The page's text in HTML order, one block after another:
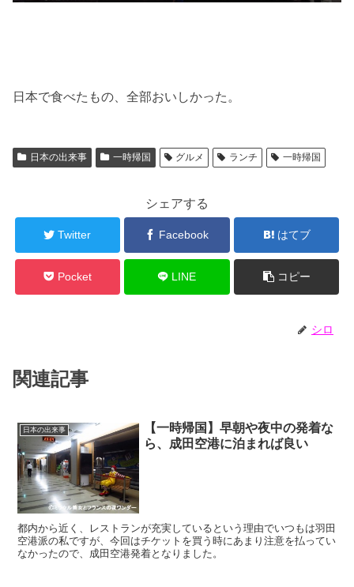
日本で食べたもの、全部おいしかった。
日本の出来事 一時帰国 グルメ ランチ 一時帰国
シェアする
Twitter Facebook はてブ
Pocket LINE コピー
シロ
関連記事
日本の出来事
【一時帰国】早朝や夜中の発着な
ら、成田空港に泊まれば良い
都内から近く、レストランが充実しているという理由でいつもは羽田
空港派の私ですが、今回はチケットを買う時にあまり注意を払ってい
なかったので、成田空港発着となりました。